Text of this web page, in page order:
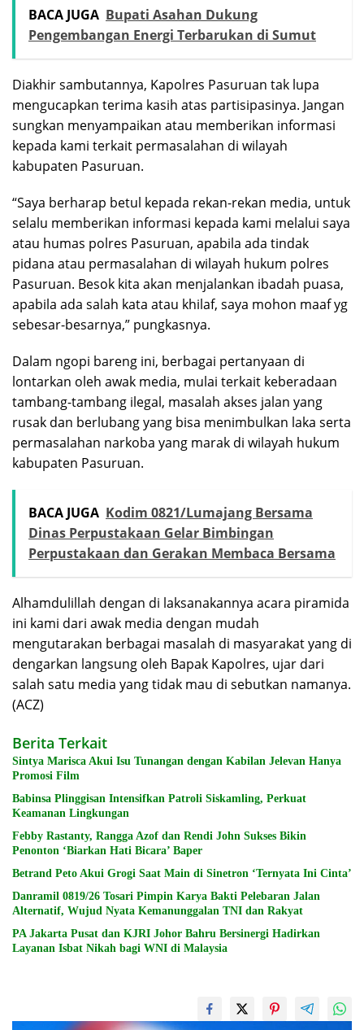
BACA JUGA Bupati Asahan Dukung
Pengembangan Energi Terbarukan di Sumut
Diakhir sambutannya, Kapolres Pasuruan tak lupa
mengucapkan terima kasih atas partisipasinya. Jangan
sungkan menyampaikan atau memberikan informasi
kepada kami terkait permasalahan di wilayah
kabupaten Pasuruan.
“Saya berharap betul kepada rekan-rekan media, untuk
selalu memberikan informasi kepada kami melalui saya
atau humas polres Pasuruan, apabila ada tindak
pidana atau permasalahan di wilayah hukum polres
Pasuruan. Besok kita akan menjalankan ibadah puasa,
apabila ada salah kata atau khilaf, saya mohon maaf yg
sebesar-besarnya,” pungkasnya.
Dalam ngopi bareng ini, berbagai pertanyaan di
lontarkan oleh awak media, mulai terkait keberadaan
tambang-tambang ilegal, masalah akses jalan yang
rusak dan berlubang yang bisa menimbulkan laka serta
permasalahan narkoba yang marak di wilayah hukum
kabupaten Pasuruan.
BACA JUGA Kodim 0821/Lumajang Bersama
Dinas Perpustakaan Gelar Bimbingan
Perpustakaan dan Gerakan Membaca Bersama
Alhamdulillah dengan di laksanakannya acara piramida
ini kami dari awak media dengan mudah
mengutarakan berbagai masalah di masyarakat yang di
dengarkan langsung oleh Bapak Kapolres, ujar dari
salah satu media yang tidak mau di sebutkan namanya.
(ACZ)
Berita Terkait
Sintya Marisca Akui Isu Tunangan dengan Kabilan Jelevan Hanya
Promosi Film
Babinsa Plinggisan Intensifkan Patroli Siskamling, Perkuat
Keamanan Lingkungan
Febby Rastanty, Rangga Azof dan Rendi John Sukses Bikin
Penonton ‘Biarkan Hati Bicara’ Baper
Betrand Peto Akui Grogi Saat Main di Sinetron ‘Ternyata Ini Cinta’
Danramil 0819/26 Tosari Pimpin Karya Bakti Pelebaran Jalan
Alternatif, Wujud Nyata Kemanunggalan TNI dan Rakyat
PA Jakarta Pusat dan KJRI Johor Bahru Bersinergi Hadirkan
Layanan Isbat Nikah bagi WNI di Malaysia